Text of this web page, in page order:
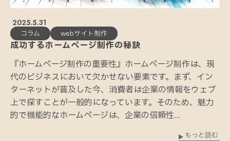
成功するホームページ制作の秘訣
2025.5.31
コラム
webサイト制作
『ホームページ制作の重要性』ホームページ制作は、現
代のビジネスにおいて欠かせない要素です。まず、イン
ターネットが普及した今、消費者は企業の情報をウェブ
上で探すことが一般的になっています。そのため、魅力
的で機能的なホームページは、企業の信頼性...
もっと読む